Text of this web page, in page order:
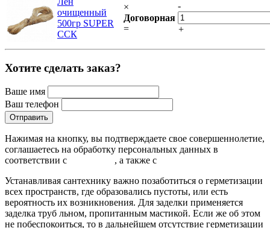
очищенный
500гр SUPER
ССК
×
Договорная
=
-
+
Хотите сделать заказ?
Ваше имя
Ваш телефон
Нажимая на кнопку, вы подтверждаете свое совершеннолетие,
соглашаетесь на обработку персональных данных в
соответствии с
, а также с
Устанавливая сантехнику важно позаботиться о герметизации
всех пространств, где образовались пустоты, или есть
вероятность их возникновения. Для заделки применяется
заделка труб льном, пропитанным мастикой. Если же об этом
не побеспокоиться, то в дальнейшем отсутствие герметизации